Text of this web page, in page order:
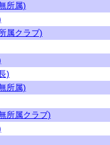
所属)
属クラブ)
)
所属)
所属クラブ)